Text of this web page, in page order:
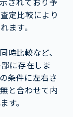
定比較により
ます。
時比較など、
に存在しま
条件に左右さ
と合わせて内
す。